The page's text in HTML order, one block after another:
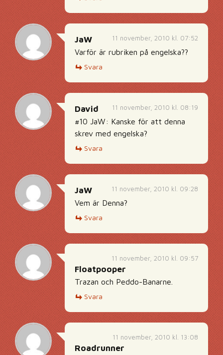
11 november, 2010 kl. 07:52
JaW
Varför är rubriken på engelska??
Svara
11 november, 2010 kl. 08:19
David
#10 JaW: Kanske för att denna
skrev med engelska?
Svara
11 november, 2010 kl. 09:28
JaW
Vem är Denna?
Svara
11 november, 2010 kl. 09:57
Floatpooper
Trazan och Peddo-Banarne.
Svara
11 november, 2010 kl. 13:08
Roadrunner